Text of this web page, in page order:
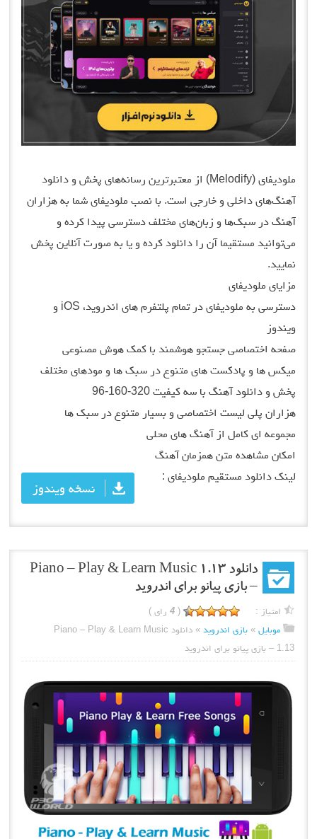
ملودیفای (Melodify) از معتبرترین رسانه‌های پخش و دانلود
آهنگ‌های داخلی و خارجی است. با نصب ملودیفای شما به هزاران
آهنگ در سبک‌ها و زبان‌های مختلف دسترسی پیدا کرده و
می‌توانید مستقیما آن را دانلود کرده و یا به صورت آنلاین پخش
نمایید.
مزایای ملودیفای
دسترسی به ملودیفای در تمام پلتفرم های اندروید، iOS و
ویندوز
صفحه اختصاصی جستجو هوشمند با کمک هوش مصنوعی
میکس ها و پادکست های متنوع در سبک ها و مودهای مختلف
پخش و دانلود آهنگ با سه کیفیت 320-160-96
هزاران پلی لیست اختصاصی و بسیار متنوع در سبک ها
مجموعه ای کامل از آهنگ های محلی
امکان مشاهده متن همزمان آهنگ
لینک دانلود مستقیم ملودیفای :
نسخه ویندوز
دانلود Piano – Play & Learn Music 1.13
– بازی پیانو برای اندروید
امتیاز : (
4 رای )
موبایل »بازی اندروید »
دانلود Piano – Play & Learn Music
1.13 – بازی پیانو برای اندروید